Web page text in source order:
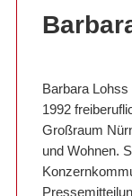
Barbara
1992
Großraum
und Wohnen.